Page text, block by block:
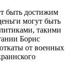
быть достижим
могут быть
такими
Борис
от военных